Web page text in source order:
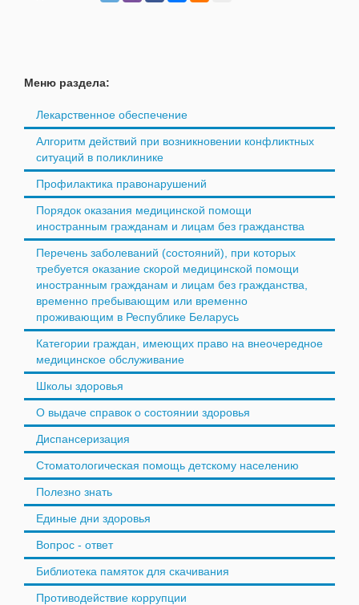
Меню раздела:
Лекарственное обеспечение
Алгоритм действий при возникновении конфликтных
ситуаций в поликлинике
Профилактика правонарушений
Порядок оказания медицинской помощи
иностранным гражданам и лицам без гражданства
Перечень заболеваний (состояний), при которых
требуется оказание скорой медицинской помощи
иностранным гражданам и лицам без гражданства,
временно пребывающим или временно
проживающим в Республике Беларусь
Категории граждан, имеющих право на внеочередное
медицинское обслуживание
Школы здоровья
О выдаче справок о состоянии здоровья
Диспансеризация
Стоматологическая помощь детскому населению
Полезно знать
Единые дни здоровья
Вопрос - ответ
Библиотека памяток для скачивания
Противодействие коррупции